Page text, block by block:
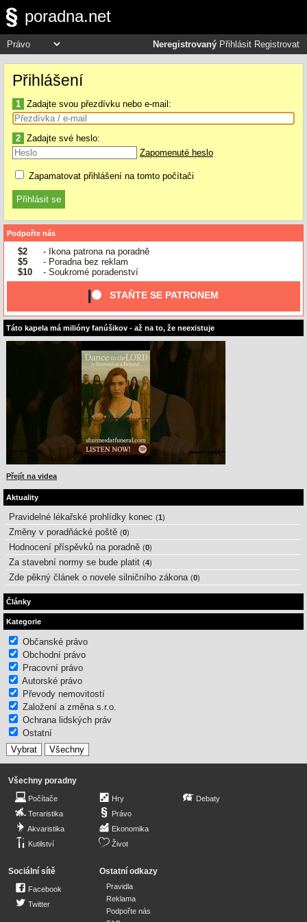
poradna.net
Neregistrovaný Přihlásit Registrovat
Přihlášení
1 Zadajte svou přezdívku nebo e-mail:
2 Zadajte své heslo:
Zapomenuté heslo
Zapamatovat přihlášení na tomto počítači
Podpořte nás
$2
- Ikona patrona na poradně
$5
- Poradna bez reklam
$10
- Soukromé poradenství
STAŇTE SE PATRONEM
Táto kapela má milióny fanúšikov - až na to, že neexistuje
Přejít na videa
Aktuality
Pravidelné lékařské prohlídky konec (1)
Změny v poradňácké poště (0)
Hodnocení příspěvků na poradně (0)
Za stavební normy se bude platit (4)
Zde pěkný článek o novele silničního zákona (0)
Články
Kategorie
Občanské právo
Obchodní právo
Pracovní právo
Autorské právo
Převody nemovitostí
Založení a změna s.r.o.
Ochrana lidských práv
Ostatní
Všechny poradny
Počítače
Teraristika
Akvaristika
Kutilství
Hry
Právo
Ekonomika
Život
Debaty
Sociální sítě
Facebook
Twitter
Ostatní odkazy
Pravidla
Reklama
Podpořte nás